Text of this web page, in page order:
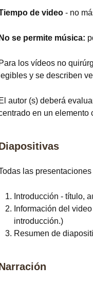
de video - no
No se permite música:
Para los vídeos no
legibles y se describen
El autor (s) deberá
en un elemento
las
Introducción - título,
Información del
introducción.)
Resumen de